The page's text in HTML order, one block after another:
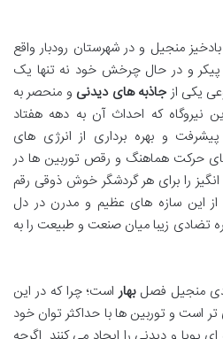
منجیل و در شهرستان رودبار واقع
و در حال چرخش خود نه تنها یک
یکی ازجاذبه های دیدنی و منحصر به
نیروگاه که احداث آن به دهه هفتاد
و بهره برداری از انرژی های
حرکت هماهنگ و رقص توربین ها در
را برای هر گردشگر خوش ذوقی رقم
این سازه های عظیم و مدرن در دل
تضادی زیبا میان صنعت و طبیعت را به
بادی منجیل فصلبهاراست؛ چرا که در این
است و توربین ها با حداکثر توان خود